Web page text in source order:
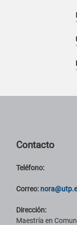
Contacto
Teléfono:
Correo:
Dirección:
Maestría en